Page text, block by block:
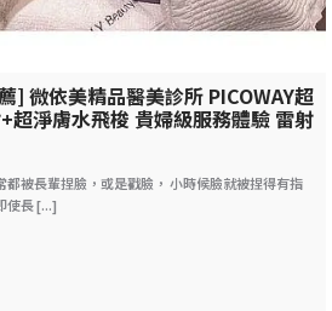
] 微依美精品醫美診所 PICOWAY超
超淨膚水飛梭 貴婦級服務體驗 雷射
被長輩捏臉，或是戳臉， 小時候臉就被捏得有指
使長 [...]